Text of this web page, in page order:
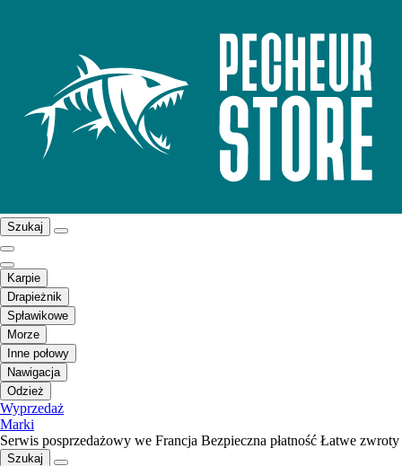
Szukaj
Karpie
Drapieżnik
Spławikowe
Morze
Inne połowy
Nawigacja
Odzież
Wyprzedaż
Marki
Serwis posprzedażowy we Francja Bezpieczna płatność Łatwe zwroty
Szukaj